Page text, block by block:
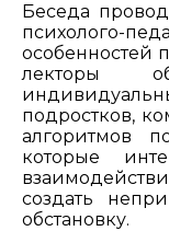
Беседа
психолого-
особенностей
лекторы
подростков,
алгоритмов
которые
создать
обстановку.